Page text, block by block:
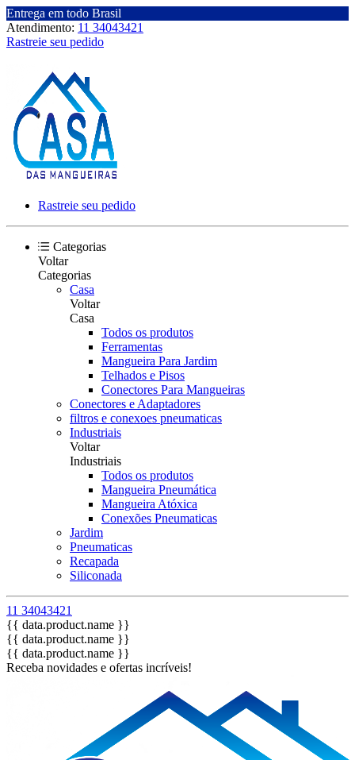
Entrega em todo Brasil
Atendimento: 11 34043421
Rastreie seu pedido
Rastreie seu pedido
Categorias
Voltar
Categorias
Casa
Voltar
Casa
Todos os produtos
Ferramentas
Mangueira Para Jardim
Telhados e Pisos
Conectores Para Mangueiras
Conectores e Adaptadores
filtros e conexoes pneumaticas
Industriais
Voltar
Industriais
Todos os produtos
Mangueira Pneumática
Mangueira Atóxica
Conexões Pneumaticas
Jardim
Pneumaticas
Recapada
Siliconada
11 34043421
{{ data.product.name }}
{{ data.product.name }}
{{ data.product.name }}
Receba novidades e ofertas incríveis!